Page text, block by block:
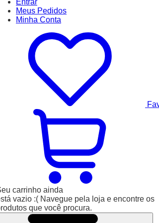
Entrar
Meus Pedidos
Minha Conta
carrinho ainda
vazio :( Navegue pela loja e encontre os
que você procura.